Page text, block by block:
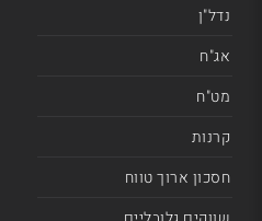
נדל"ן
אג"ח
מט"ח
קרנות
חסכון ארוך טווח